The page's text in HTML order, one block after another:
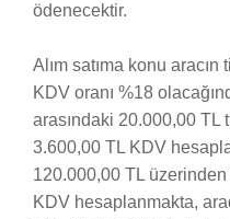
ödenecektir.
Alım satıma konu
KDV oranı %18
arasındaki 20.000,00 TL
3.600,00 TL KDV
120.000,00 TL
KDV hesaplanmakta,